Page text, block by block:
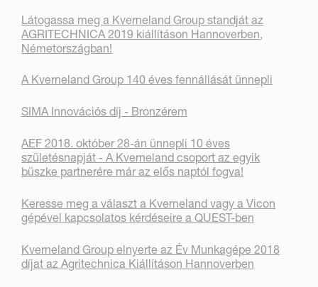
Látogassa meg a Kverneland Group standját az
AGRITECHNICA 2019 kiállításon Hannoverben,
Németországban!
A Kverneland Group 140 éves fennállását ünnepli
SIMA Innovációs díj - Bronzérem
AEF 2018. október 28-án ünnepli 10 éves
születésnapját - A Kverneland csoport az egyik
büszke partnerére már az elős naptól fogva!
Keresse meg a választ a Kverneland vagy a Vicon
gépével kapcsolatos kérdéseire a QUEST-ben
Kverneland Group elnyerte az Év Munkagépe 2018
díjat az Agritechnica Kiállításon Hannoverben